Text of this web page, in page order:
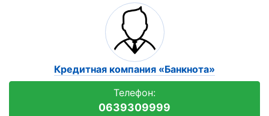
Кредитная компания «Банкнота»
Телефон:
0639309999